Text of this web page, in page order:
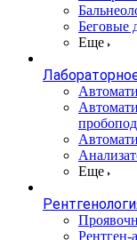
Беговые
Еще
Еще
Рентген-